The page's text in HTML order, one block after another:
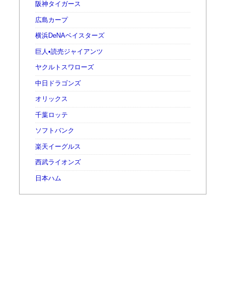
阪神タイガース
広島カープ
横浜DeNAベイスターズ
巨人•読売ジャイアンツ
ヤクルトスワローズ
中日ドラゴンズ
オリックス
千葉ロッテ
ソフトバンク
楽天イーグルス
西武ライオンズ
日本ハム